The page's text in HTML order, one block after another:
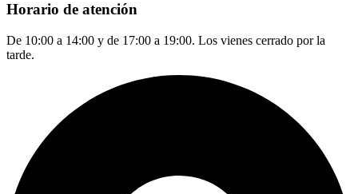
Horario de atención
De 10:00 a 14:00 y de 17:00 a 19:00. Los vienes cerrado por la
tarde.